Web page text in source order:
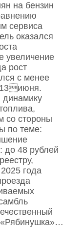
на бензин
сервиса
оказался
увеличение
рост
с менее
13июня.
динамику
со стороны
по теме:
до 48 рублей
года